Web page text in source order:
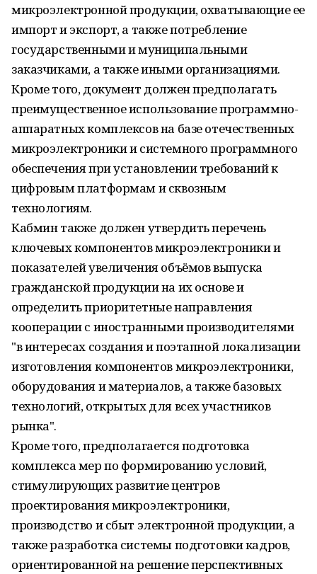
микроэлектронной продукции, охватывающие ее
импорт и экспорт, а также потребление
государственными и муниципальными
заказчиками, а также иными организациями.
Кроме того, документ должен предполагать
преимущественное использование программно-
аппаратных комплексов на базе отечественных
микроэлектроники и системного программного
обеспечения при установлении требований к
цифровым платформам и сквозным
технологиям.
Кабмин также должен утвердить перечень
ключевых компонентов микроэлектроники и
показателей увеличения объёмов выпуска
гражданской продукции на их основе и
определить приоритетные направления
кооперации с иностранными производителями
"в интересах создания и поэтапной локализации
изготовления компонентов микроэлектроники,
оборудования и материалов, а также базовых
технологий, открытых для всех участников
рынка".
Кроме того, предполагается подготовка
комплекса мер по формированию условий,
стимулирующих развитие центров
проектирования микроэлектроники,
производство и сбыт электронной продукции, а
также разработка системы подготовки кадров,
ориентированной на решение перспективных